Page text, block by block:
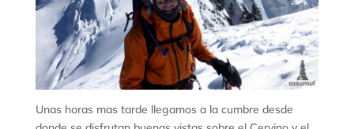
Unas horas mas tarde llegamos a la cumbre desde